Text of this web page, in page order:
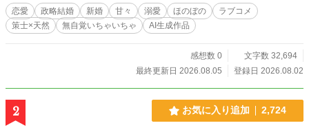
には、夕食、お茶、読書、花、菓子――そして妻の笑顔に関
する項目が、少しずつ増えていく。 政略結婚を運命だと信じ
る妻と、愛情まで管理しようとする旦那様。 これは、まだ恋
くておかしな新婚ラブコメディ。 ・＊毎日20:40更新＊・＊2
026年8月22日完結予定＊・＊12万文字想定＊・
恋愛 政略結婚 新婚 甘々 溺愛 ほのぼの
ラブコメ
策士×天然
無自覚いちゃいちゃ AI生成作品
感想数 0
文字数 32,694
最終更新日 2026.08.05
登録日 2026.08.02
2 お気に入り追加 2,724